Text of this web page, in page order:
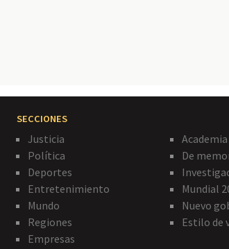
SECCIONES
Justicia
Política
Deportes
Entretenimiento
Mundo
Regiones
Empresas
Academia
De
Mundial
Nuevo
Estilo de